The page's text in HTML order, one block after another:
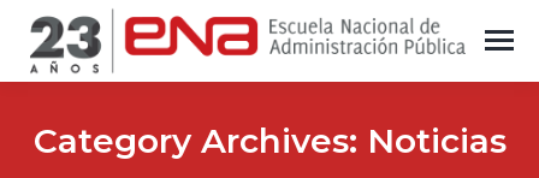
Category Archives: Noticias